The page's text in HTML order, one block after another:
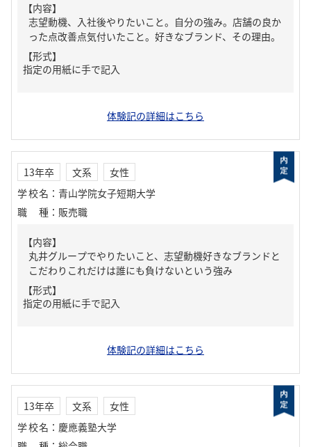
【内容】
志望動機、入社後やりたいこと。自分の強み。店舗の良か
った点改善点気付いたこと。好きなブランド、その理由。
【形式】
指定の用紙に手で記入
体験記の詳細はこちら
13年卒 文系
女性
学校名 ： 青山学院女子短期大学
職種 ： 販売職
【内容】
丸井グループでやりたいこと、志望動機好きなブランドと
こだわりこれだけは誰にも負けないという強み
【形式】
指定の用紙に手で記入
体験記の詳細はこちら
13年卒 文系
女性
学校名 ： 慶應義塾大学